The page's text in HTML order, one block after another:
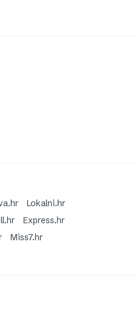
Lokalni.hr
Express.hr
Miss7.hr